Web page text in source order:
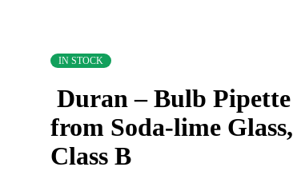
IN STOCK
Duran – Bulb Pipette
from Soda-lime Glass,
Class B